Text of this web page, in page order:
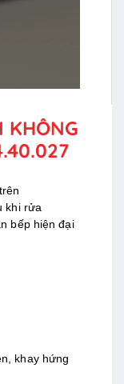
KHÔNG
khi rửa
bếp hiện đại
khay hứng